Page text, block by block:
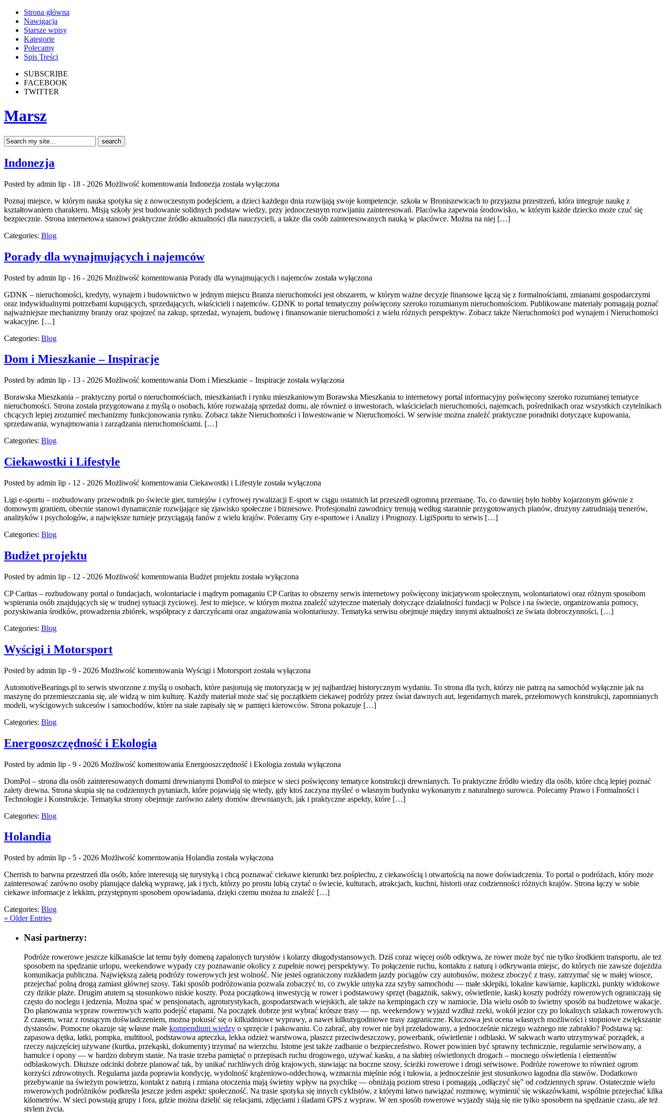
Strona główna
Nawigacja
Starsze wpisy
Kategorie
Polecamy
Spis Treści
SUBSCRIBE
FACEBOOK
TWITTER
Marsz
Indonezja
Posted by admin lip - 18 - 2026 Możliwość komentowania Indonezja została wyłączona
Poznaj miejsce, w którym nauka spotyka się z nowoczesnym podejściem, a dzieci każdego dnia rozwijają swoje kompetencje. szkoła w Broniszewicach to przyjazna przestrzeń, która integruje naukę z
kształtowaniem charakteru. Misją szkoły jest budowanie solidnych podstaw wiedzy, przy jednoczesnym rozwijaniu zainteresowań. Placówka zapewnia środowisko, w którym każde dziecko może czuć się
bezpiecznie. Strona internetowa stanowi praktyczne źródło aktualności dla nauczycieli, a także dla osób zainteresowanych nauką w placówce. Można na niej […]
Categories: Blog
Porady dla wynajmujących i najemców
Posted by admin lip - 16 - 2026 Możliwość komentowania Porady dla wynajmujących i najemców została wyłączona
GDNK – nieruchomości, kredyty, wynajem i budownictwo w jednym miejscu Branża nieruchomości jest obszarem, w którym ważne decyzje finansowe łączą się z formalnościami, zmianami gospodarczymi
oraz indywidualnymi potrzebami kupujących, sprzedających, właścicieli i najemców. GDNK to portal tematyczny poświęcony szeroko rozumianym nieruchomościom. Publikowane materiały pomagają poznać
najważniejsze mechanizmy branży oraz spojrzeć na zakup, sprzedaż, wynajem, budowę i finansowanie nieruchomości z wielu różnych perspektyw. Zobacz także Nieruchomości pod wynajem i Nieruchomości
wakacyjne. […]
Categories: Blog
Dom i Mieszkanie – Inspiracje
Posted by admin lip - 13 - 2026 Możliwość komentowania Dom i Mieszkanie – Inspiracje została wyłączona
Borawska Mieszkania – praktyczny portal o nieruchomościach, mieszkaniach i rynku mieszkaniowym Borawska Mieszkania to internetowy portal informacyjny poświęcony szeroko rozumianej tematyce
nieruchomości. Strona została przygotowana z myślą o osobach, które rozważają sprzedaż domu, ale również o inwestorach, właścicielach nieruchomości, najemcach, pośrednikach oraz wszystkich czytelnikach
chcących lepiej zrozumieć mechanizmy funkcjonowania rynku. Zobacz także Nieruchomości i Inwestowanie w Nieruchomości. W serwisie można znaleźć praktyczne poradniki dotyczące kupowania,
sprzedawania, wynajmowania i zarządzania nieruchomościami. […]
Categories: Blog
Ciekawostki i Lifestyle
Posted by admin lip - 12 - 2026 Możliwość komentowania Ciekawostki i Lifestyle została wyłączona
Ligi e-sportu – rozbudowany przewodnik po świecie gier, turniejów i cyfrowej rywalizacji E-sport w ciągu ostatnich lat przeszedł ogromną przemianę. To, co dawniej było hobby kojarzonym głównie z
domowym graniem, obecnie stanowi dynamicznie rozwijające się zjawisko społeczne i biznesowe. Profesjonalni zawodnicy trenują według starannie przygotowanych planów, drużyny zatrudniają trenerów,
analityków i psychologów, a największe turnieje przyciągają fanów z wielu krajów. Polecamy Gry e-sportowe i Analizy i Prognozy. LigiSportu to serwis […]
Categories: Blog
Budżet projektu
Posted by admin lip - 12 - 2026 Możliwość komentowania Budżet projektu została wyłączona
CP Caritas – rozbudowany portal o fundacjach, wolontariacie i mądrym pomaganiu CP Caritas to obszerny serwis internetowy poświęcony inicjatywom społecznym, wolontariatowi oraz różnym sposobom
wspierania osób znajdujących się w trudnej sytuacji życiowej. Jest to miejsce, w którym można znaleźć użyteczne materiały dotyczące działalności fundacji w Polsce i na świecie, organizowania pomocy,
pozyskiwania środków, prowadzenia zbiórek, współpracy z darczyńcami oraz angażowania wolontariuszy. Tematyka serwisu obejmuje między innymi aktualności ze świata dobroczynności, […]
Categories: Blog
Wyścigi i Motorsport
Posted by admin lip - 9 - 2026 Możliwość komentowania Wyścigi i Motorsport została wyłączona
AutomotiveBearings.pl to serwis stworzone z myślą o osobach, które pasjonują się motoryzacją w jej najbardziej historycznym wydaniu. To strona dla tych, którzy nie patrzą na samochód wyłącznie jak na
maszynę do przemieszczania się, ale widzą w nim kulturę. Każdy materiał może stać się początkiem ciekawej podróży przez świat dawnych aut, legendarnych marek, przełomowych konstrukcji, zapomnianych
modeli, wyścigowych sukcesów i samochodów, które na stałe zapisały się w pamięci kierowców. Strona pokazuje […]
Categories: Blog
Energooszczędność i Ekologia
Posted by admin lip - 9 - 2026 Możliwość komentowania Energooszczędność i Ekologia została wyłączona
DomPol – strona dla osób zainteresowanych domami drewnianymi DomPol to miejsce w sieci poświęcony tematyce konstrukcji drewnianych. To praktyczne źródło wiedzy dla osób, które chcą lepiej poznać
zalety drewna. Strona skupia się na codziennych pytaniach, które pojawiają się wtedy, gdy ktoś zaczyna myśleć o własnym budynku wykonanym z naturalnego surowca. Polecamy Prawo i Formalności i
Technologie i Konstrukcje. Tematyka strony obejmuje zarówno zalety domów drewnianych, jak i praktyczne aspekty, które […]
Categories: Blog
Holandia
Posted by admin lip - 5 - 2026 Możliwość komentowania Holandia została wyłączona
Cherrish to barwna przestrzeń dla osób, które interesują się turystyką i chcą poznawać ciekawe kierunki bez pośpiechu, z ciekawością i otwartością na nowe doświadczenia. To portal o podróżach, który może
zainteresować zarówno osoby planujące daleką wyprawę, jak i tych, którzy po prostu lubią czytać o świecie, kulturach, atrakcjach, kuchni, historii oraz codzienności różnych krajów. Strona łączy w sobie
ciekawe informacje z lekkim, przystępnym sposobem opowiadania, dzięki czemu można tu znaleźć […]
Categories: Blog
« Older Entries
Nasi partnerzy:
Podróże rowerowe jeszcze kilkanaście lat temu były domeną zapalonych turystów i kolarzy długodystansowych. Dziś coraz więcej osób odkrywa, że rower może być nie tylko środkiem transportu, ale też
sposobem na spędzanie urlopu, weekendowe wypady czy poznawanie okolicy z zupełnie nowej perspektywy. To połączenie ruchu, kontaktu z naturą i odkrywania miejsc, do których nie zawsze dojeżdża
komunikacja publiczna. Największą zaletą podróży rowerowych jest wolność. Nie jesteś ograniczony rozkładem jazdy pociągów czy autobusów, możesz zboczyć z trasy, zatrzymać się w małej wiosce,
przejechać polną drogą zamiast głównej szosy. Taki sposób podróżowania pozwala zobaczyć to, co zwykle umyka zza szyby samochodu — małe sklepiki, lokalne kawiarnie, kapliczki, punkty widokowe
czy dzikie plaże. Drugim atutem są stosunkowo niskie koszty. Poza początkową inwestycją w rower i podstawowy sprzęt (bagażnik, sakwy, oświetlenie, kask) koszty podróży rowerowych ograniczają się
często do noclegu i jedzenia. Można spać w pensjonatach, agroturystykach, gospodarstwach wiejskich, ale także na kempingach czy w namiocie. Dla wielu osób to świetny sposób na budżetowe wakacje.
Do planowania wypraw rowerowych warto podejść etapami. Na początek dobrze jest wybrać krótsze trasy — np. weekendowy wyjazd wzdłuż rzeki, wokół jezior czy po lokalnych szlakach rowerowych.
Z czasem, wraz z rosnącym doświadczeniem, można pokusić się o kilkudniowe wyprawy, a nawet kilkutygodniowe trasy zagraniczne. Kluczowa jest ocena własnych możliwości i stopniowe zwiększanie
dystansów. Pomocne okazuje się własne małe kompendium wiedzy o sprzęcie i pakowaniu. Co zabrać, aby rower nie był przeładowany, a jednocześnie niczego ważnego nie zabrakło? Podstawą są:
zapasowa dętka, łatki, pompka, multitool, podstawowa apteczka, lekka odzież warstwowa, płaszcz przeciwdeszczowy, powerbank, oświetlenie i odblaski. W sakwach warto utrzymywać porządek, a
rzeczy najczęściej używane (kurtka, przekąski, dokumenty) trzymać na wierzchu. Istotne jest także zadbanie o bezpieczeństwo. Rower powinien być sprawny technicznie, regularnie serwisowany, a
hamulce i opony — w bardzo dobrym stanie. Na trasie trzeba pamiętać o przepisach ruchu drogowego, używać kasku, a na słabiej oświetlonych drogach – mocnego oświetlenia i elementów
odblaskowych. Dłuższe odcinki dobrze planować tak, by unikać ruchliwych dróg krajowych, stawiając na boczne szosy, ścieżki rowerowe i drogi serwisowe. Podróże rowerowe to również ogrom
korzyści zdrowotnych. Regularna jazda poprawia kondycję, wydolność krążeniowo-oddechową, wzmacnia mięśnie nóg i tułowia, a jednocześnie jest stosunkowo łagodna dla stawów. Dodatkowo
przebywanie na świeżym powietrzu, kontakt z naturą i zmiana otoczenia mają świetny wpływ na psychikę — obniżają poziom stresu i pomagają „odłączyć się” od codziennych spraw. Ostatecznie wielu
rowerowych podróżników podkreśla jeszcze jeden aspekt: społeczność. Na trasie spotyka się innych cyklistów, z którymi łatwo nawiązać rozmowę, wymienić się wskazówkami, wspólnie przejechać kilka
kilometrów. W sieci powstają grupy i fora, gdzie można dzielić się relacjami, zdjęciami i śladami GPS z wypraw. W ten sposób rowerowe wyjazdy stają się nie tylko sposobem na spędzanie czasu, ale też
stylem życia.